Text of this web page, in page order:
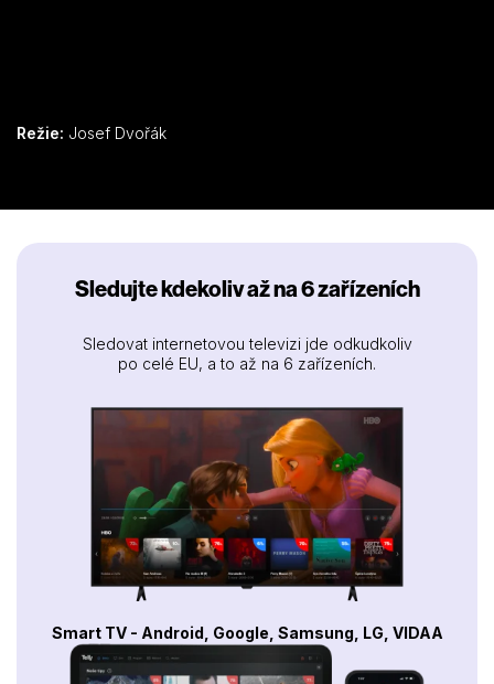
Režie: Josef Dvořák
Sledujte kdekoliv až na 6 zařízeních
Sledovat internetovou televizi jde odkudkoliv
po celé EU, a to až na 6 zařízeních.
Smart TV - Android, Google, Samsung, LG, VIDAA